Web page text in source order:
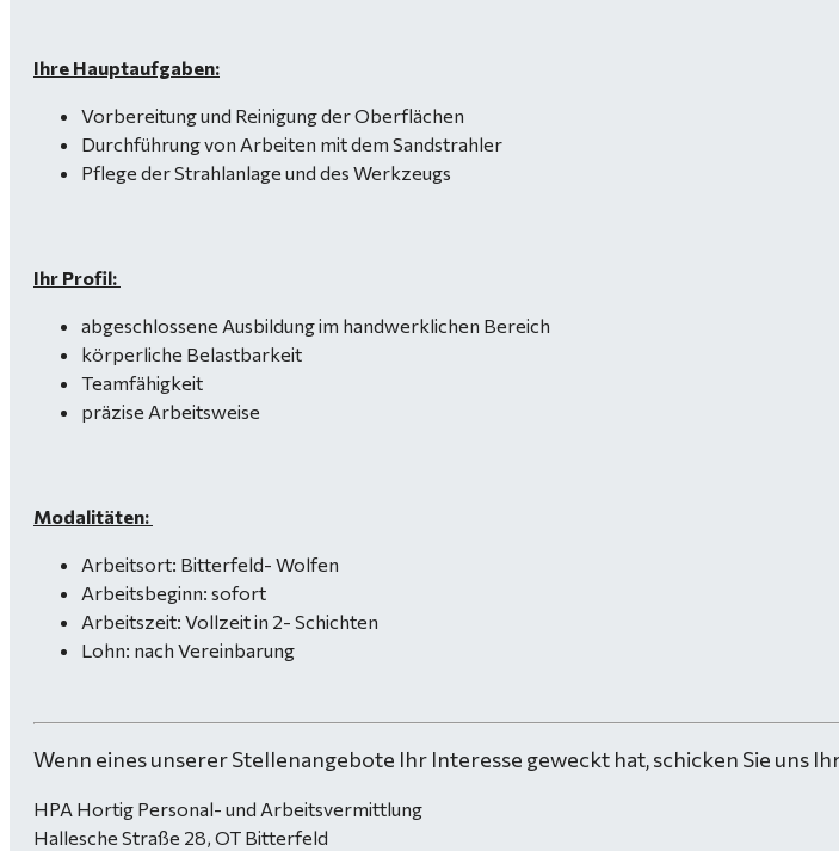
Ihre Hauptaufgaben:
Vorbereitung und Reinigung der Oberflächen
Durchführung von Arbeiten mit dem Sandstrahler
Pflege der Strahlanlage und des Werkzeugs
Ihr Profil:
abgeschlossene Ausbildung im handwerklichen Bereich
körperliche Belastbarkeit
Teamfähigkeit
präzise Arbeitsweise
Modalitäten:
Arbeitsort: Bitterfeld- Wolfen
Arbeitsbeginn: sofort
Arbeitszeit: Vollzeit in 2- Schichten
Lohn: nach Vereinbarung
Wenn eines unserer Stellenangebote Ihr Interesse geweckt hat, schicken Sie uns
HPA Hortig Personal- und Arbeitsvermittlung
Hallesche Straße 28, OT Bitterfeld